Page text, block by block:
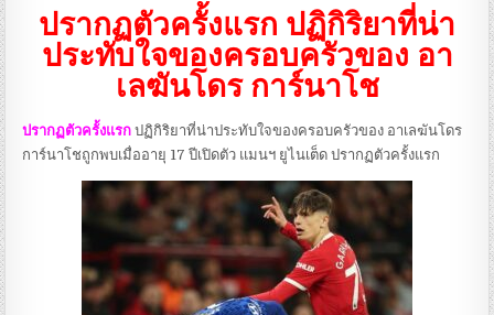
ปรากฏตัวครั้งแรก ปฏิกิริยาที่น่า
ประทับใจของครอบครัวของ อา
เลฆันโดร การ์นาโช
ปรากฏตัวครั้งแรกปฏิกิริยาที่น่าประทับใจของครอบครัวของ อาเลฆันโดร
การ์นาโชถูกพบเมื่ออายุ 17 ปีเปิดตัว แมนฯ ยูไนเต็ด ปรากฏตัวครั้งแรก